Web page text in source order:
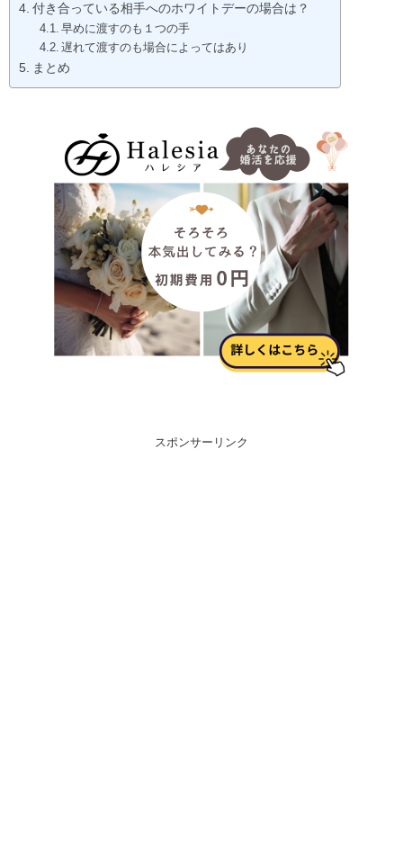
付き合っている相手へのホワイトデーの場合は？
早めに渡すのも１つの手
遅れて渡すのも場合によってはあり
まとめ
スポンサーリンク